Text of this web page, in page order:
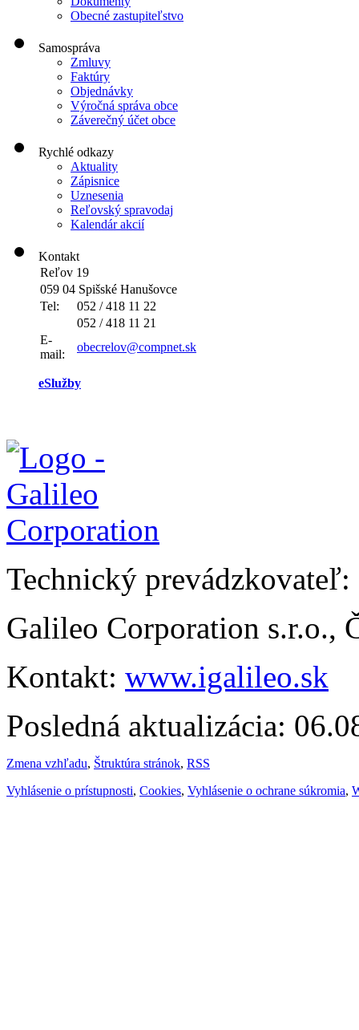
Obecné zastupiteľstvo
Samospráva
Zmluvy
Faktúry
Objednávky
Výročná správa obce
Záverečný účet obce
Rychlé odkazy
Aktuality
Zápisnice
Uznesenia
Reľovský spravodaj
Kalendár akcií
Kontakt
Reľov 19
059 04 Spišské Hanušovce
Tel:
052 / 418 11 22
052 / 418 11 21
E-
mail:
obecrelov@compnet.sk
eSlužby
Technický prevádzkovateľ:
Galileo Corporation s.r.o.,
Kontakt: www.igalileo.sk
Posledná aktualizácia:
Zmena vzhľadu, Štruktúra stránok, RSS
Vyhlásenie o prístupnosti, Cookies, Vyhlásenie o ochrane súkromia,